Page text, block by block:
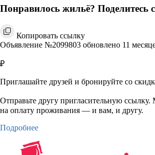
Понравилось жильё? Поделитесь
Копировать ссылку
Объявление №2099803 обновлено 11
₽
Приглашайте друзей и бронируйте со
Отправьте другу пригласительную
на оплату проживания — и вам, и другу.
Подробнее